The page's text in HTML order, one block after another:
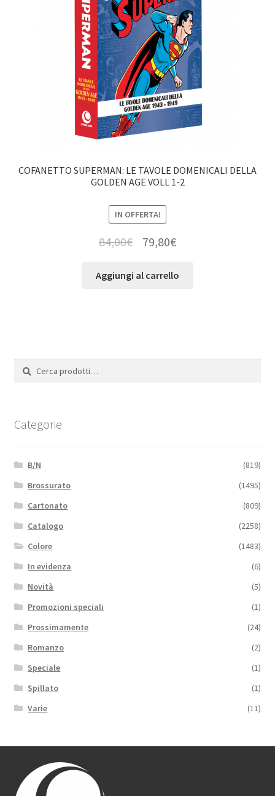
COFANETTO SUPERMAN: LE TAVOLE DOMENICALI DELLA
GOLDEN AGE VOLL 1-2
IN OFFERTA!
84,00€ 79,80€
Aggiungi al carrello
Cerca:
Cerca
Categorie
B/N
(819)
Brossurato
(1495)
Cartonato
(809)
Catalogo
(2258)
Colore
(1483)
In evidenza
(6)
Novità
(5)
Promozioni speciali
(1)
Prossimamente
(24)
Romanzo
(2)
Speciale
(1)
Spillato
(1)
Varie
(11)